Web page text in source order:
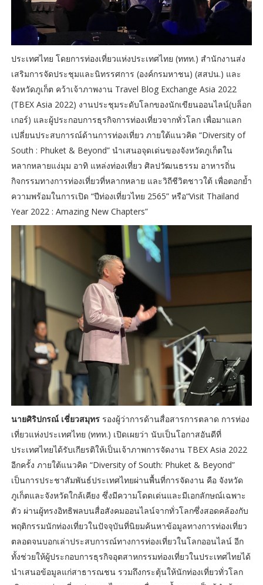
ประเทศไทย โดยการท่องเที่ยวแห่งประเทศไทย (ททท.) สำนักงานส่ง
เสริมการจัดประชุมและนิทรรศการ (องค์กรมหาชน) (สสปน.) และ
จังหวัดภูเก็ต คว้าเจ้าภาพงาน Travel Blog Exchange Asia 2022
(TBEX Asia 2022) งานประชุมระดับโลกของนักเขียนออนไลน์(บล็อก
เกอร์) และผู้ประกอบการธุรกิจการท่องเที่ยวจากทั่วโลก เพื่อมาแลก
เปลี่ยนประสบการณ์ด้านการท่องเที่ยว ภายใต้แนวคิด “Diversity of
South : Phuket & Beyond” นำเสนอจุดเด่นของจังหวัดภูเก็ตใน
หลากหลายแง่มุม อาทิ แหล่งท่องเที่ยว ศิลปวัฒนธรรม อาหารถิ่น
กิจกรรมทางการท่องเที่ยวที่หลากหลาย และวิถีชีวิตชาวใต้ เพื่อตอกย้ำ
ความพร้อมในการเปิด “ปีท่องเที่ยวไทย 2565” หรือ“Visit Thailand
Year 2022 : Amazing New Chapters”
นายศิริปกรณ์ เชี่ยวสมุทรรองผู้ว่าการด้านสื่อสารการตลาด การท่อง
เที่ยวแห่งประเทศไทย (ททท.) เปิดเผยว่า นับเป็นโอกาสอันดีที่
ประเทศไทยได้รับเกียรติให้เป็นเจ้าภาพการจัดงาน TBEX Asia 2022
อีกครั้ง ภายใต้แนวคิด “Diversity of South: Phuket & Beyond”
เป็นการประชาสัมพันธ์ประเทศไทยผ่านพื้นที่การจัดงาน คือ จังหวัด
ภูเก็ตและจังหวัดใกล้เคียง ซึ่งมีความโดดเด่นและมีเอกลักษณ์เฉพาะ
ตัว ผ่านผู้ทรงอิทธิพลบนสื่อสังคมออนไลน์จากทั่วโลกซึ่งสอดคล้องกับ
พฤติกรรมนักท่องเที่ยวในปัจจุบันที่นิยมค้นหาข้อมูลทางการท่องเที่ยว
ตลอดจนบอกเล่าประสบการณ์ทางการท่องเที่ยวในโลกออนไลน์ อีก
ทั้งช่วยให้ผู้ประกอบการธุรกิจอุตสาหกรรมท่องเที่ยวในประเทศไทยได้
นำเสนอข้อมูลแก่สาธารณชน รวมถึงกระตุ้นให้นักท่องเที่ยวทั่วโลก